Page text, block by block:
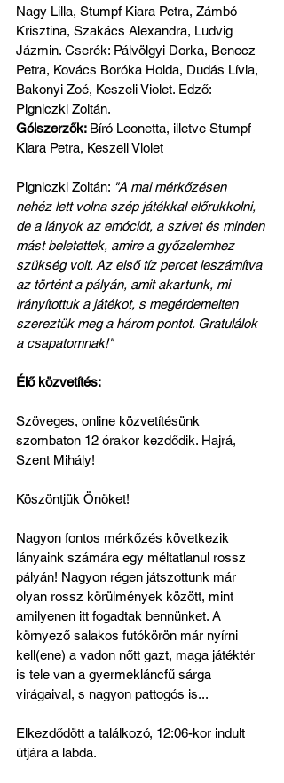
Nagy Lilla, Stumpf Kiara Petra, Zámbó
Krisztina, Szakács Alexandra, Ludvig
Jázmin. Cserék: Pálvölgyi Dorka, Benecz
Petra, Kovács Boróka Holda, Dudás Lívia,
Bakonyi Zoé, Keszeli Violet. Edző:
Pigniczki Zoltán.
Gólszerzők: Bíró Leonetta, illetve Stumpf
Kiara Petra, Keszeli Violet
Pigniczki Zoltán: "A mai mérkőzésen
nehéz lett volna szép játékkal előrukkolni,
de a lányok az emóciót, a szívet és minden
mást beletettek, amire a győzelemhez
szükség volt. Az első tíz percet leszámítva
az történt a pályán, amit akartunk, mi
irányítottuk a játékot, s megérdemelten
szereztük meg a három pontot. Gratulálok
a csapatomnak!"
Élő közvetítés:
Szöveges, online közvetítésünk
szombaton 12 órakor kezdődik. Hajrá,
Szent Mihály!
Köszöntjük Önöket!
Nagyon fontos mérkőzés következik
lányaink számára egy méltatlanul rossz
pályán! Nagyon régen játszottunk már
olyan rossz körülmények között, mint
amilyenen itt fogadtak bennünket. A
környező salakos futókörön már nyírni
kell(ene) a vadon nőtt gazt, maga játéktér
is tele van a gyermekláncfű sárga
virágaival, s nagyon pattogós is...
Elkezdődött a találkozó, 12:06-kor indult
útjára a labda.